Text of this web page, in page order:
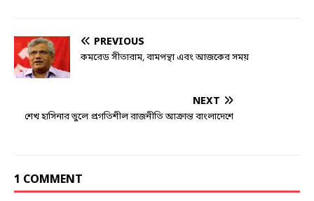
PREVIOUS
কমরেড সীতারাম, বামপন্থা এবং আজকের সময়
NEXT
শেখ হাসিনার ভুলে প্রগতিশীল রাজনীতি আক্রান্ত বাংলাদেশে
1 COMMENT